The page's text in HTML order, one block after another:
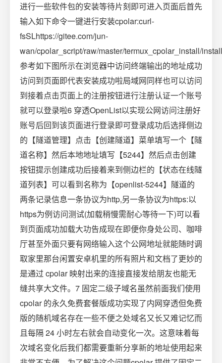
进行一些软件包的安装等待片刻即可进入页面后首先
输入如下命令一键进行安装cpolar:curl-
fsSLhttps://gitee.com/jun-
wan/cpolar_script/raw/master/termux_cpolar_install/
参考如下图所示在浏览器中访问终端输出的地址成功
访问到页面即代表安装成功啦局域网同样也可以访问
到接着点击页面上的注册按钮进行注册认证一个账号
就可以登录啦6 穿透OpenList以实现公网访问注册好
账号后回到该页面进行登录即可登录成功后选择侧边
的【隧道管理】点击【创建隧道】菜单填写一个【隧
道名称】然后本地地址填写【5244】然后点击创建
按钮提示创建成功后接着来到侧边栏的【状态在线隧
道列表】可以看到名称为【openlist-5244】隧道的
两条记录信息一条协议为http,另一条协议为https:以
https为例访问测试(加载稍慢需耐心等待一下)可以看
到页面成功加载大功告成现在即便你身处公司、咖啡
厅甚至外面只要有网络输入这个公网地址就能随时调
取家里那台闲置安卓机里的所有照片和文档了更妙的
是通过 cpolar 映射出来的连接直接发给朋友也能无
缝共享大文件。7 固定二级子域名虽然前面我们使用
cpolar 的永久免费套餐版成功实现了内网穿透但免费
版的随机域名存在一些不便之处域名又长又难记忆而
且每隔 24 小时左右就会自动变化一次。这意味着每
次域名变化后我们都需要重新分享新的地址使用起来